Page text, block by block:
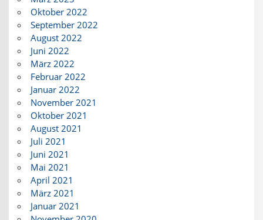
Oktober 2022
September 2022
August 2022
Juni 2022
März 2022
Februar 2022
Januar 2022
November 2021
Oktober 2021
August 2021
Juli 2021
Juni 2021
Mai 2021
April 2021
März 2021
Januar 2021